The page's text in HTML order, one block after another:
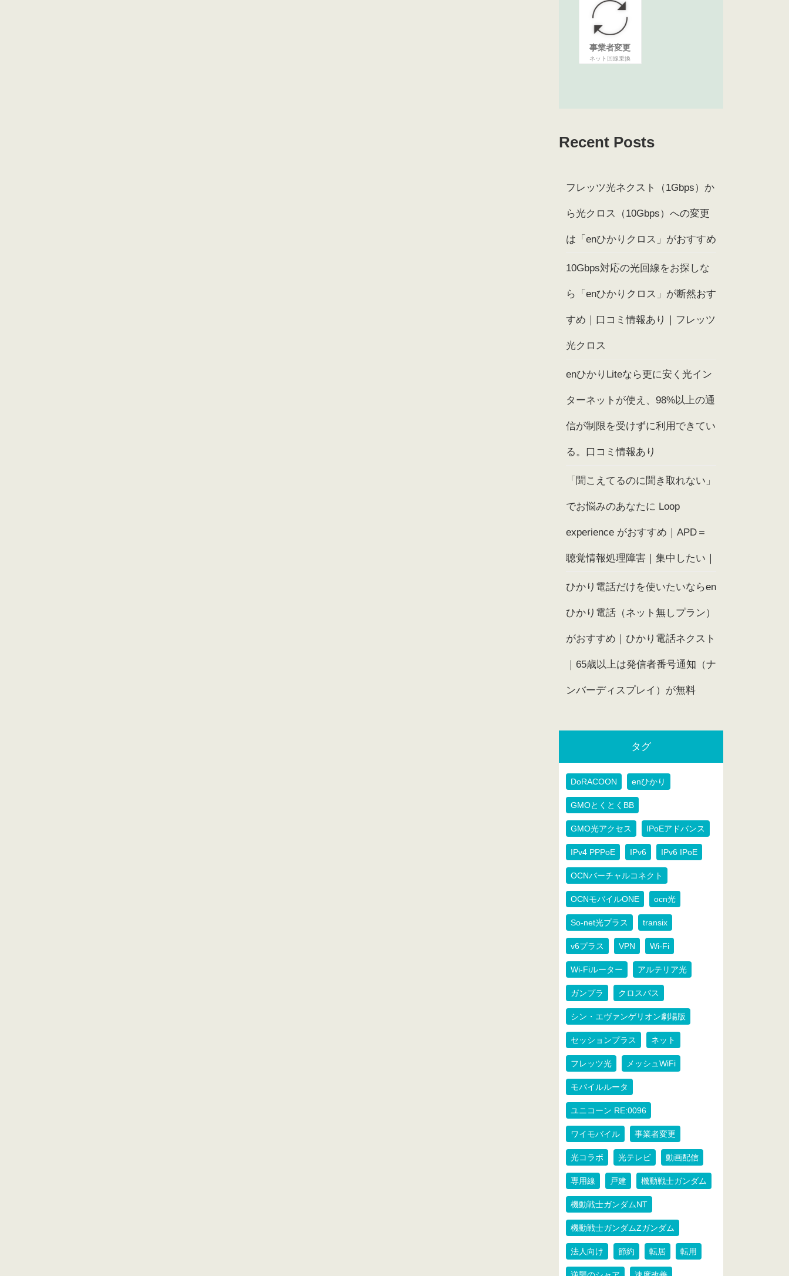
事業者変更
ネット回線乗換
Recent Posts
フレッツ光ネクスト（1Gbps）か
ら光クロス（10Gbps）への変更
は「enひかりクロス」がおすすめ
10Gbps対応の光回線をお探しな
ら「enひかりクロス」が断然おす
すめ｜口コミ情報あり｜フレッツ
光クロス
enひかりLiteなら更に安く光イン
ターネットが使え、98%以上の通
信が制限を受けずに利用できてい
る。口コミ情報あり
「聞こえてるのに聞き取れない」
でお悩みのあなたに Loop
experience がおすすめ｜APD＝
聴覚情報処理障害｜集中したい｜
ひかり電話だけを使いたいならen
ひかり電話（ネット無しプラン）
がおすすめ｜ひかり電話ネクスト
｜65歳以上は発信者番号通知（ナ
ンバーディスプレイ）が無料
タグ
DoRACOON enひかり
GMOとくとくBB
GMO光アクセス IPoEアドバンス
IPv4 PPPoE IPv6 IPv6 IPoE
OCNバーチャルコネクト
OCNモバイルONE ocn光
So-net光プラス transix
v6プラス VPN Wi-Fi
Wi-Fiルーター アルテリア光
ガンプラ クロスパス
シン・エヴァンゲリオン劇場版
セッションプラス ネット
フレッツ光 メッシュWiFi
モバイルルータ
ユニコーン RE:0096
ワイモバイル 事業者変更
光コラボ 光テレビ 動画配信
専用線 戸建 機動戦士ガンダム
機動戦士ガンダムNT
機動戦士ガンダムZガンダム
法人向け 節約 転居 転用